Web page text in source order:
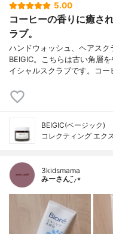
5.00
コーヒーの香りに癒さ
ラブ。
ハンドウォッシュ、ヘアス
BEIGIC。こちらは古い角層
イシャルスクラブです。コ
BEIGIC(ベージック)
コレクティング エク
3kidsmama
みーさん¨̮⸝⋆